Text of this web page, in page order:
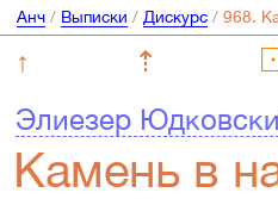
Анч/ Выписки / Дискурс/
↑ ⇡
Элиезер
Камень в